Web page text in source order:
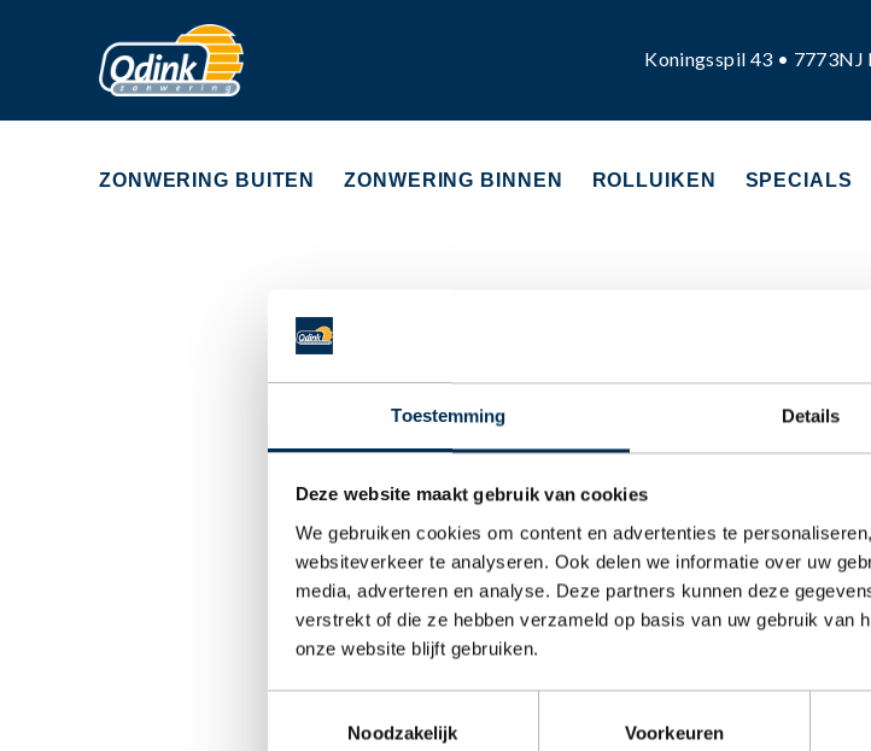
Toestemming Details
Deze website maakt gebruik van cookies
We gebruiken cookies om content en advertenties te
websiteverkeer te analyseren. Ook delen we informatie over uw
media, adverteren en analyse. Deze partners kunnen deze
verstrekt of die ze hebben verzameld op basis van uw gebruik van
onze website blijft gebruiken.
Noodzakelijk
Voorkeuren
Koningsspil 43 • 7773NJ
ZONWERING BUITEN ZONWERING BINNEN ROLLUIKEN SPECIALS